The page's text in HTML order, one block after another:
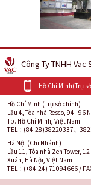
Công Ty TNHH Vac
Hồ Chí Minh(Trụ
Hồ Chí Minh (Trụ sở chính)
Lầu 4, Tòa nhà Resco, 94 - 96
Tp. Hồ Chí Minh, Việt Nam
TEL：(84-28)38220337、
Hà Nội (Chi Nhánh)
Lầu 11, Tòa nhà Zen Tower,
Xuân, Hà Nội, Việt Nam
TEL：(+84-24) 71094666 /